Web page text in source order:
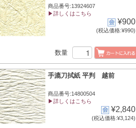
商品番号:13924607
▶詳しくはこちら
¥900
(税込価格:¥990)
数量
手漉刀拭紙 平判 越前
商品番号:14800504
▶詳しくはこちら
¥2,840
(税込価格:¥3,124)